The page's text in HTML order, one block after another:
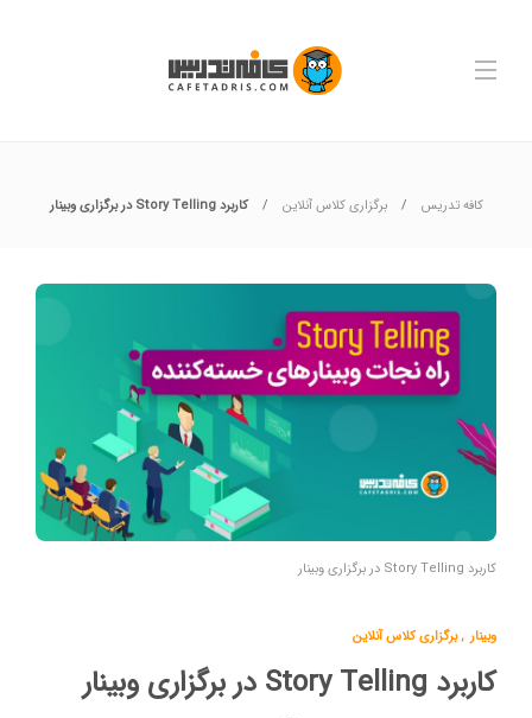
کافه تدریس برگزاری کلاس آنلاین کاربرد Story Telling در برگزاری وبینار
کاربرد Story Telling در برگزاری وبینار
وبینار ,برگزاری کلاس آنلاین
کاربرد Story Telling در برگزاری وبینار